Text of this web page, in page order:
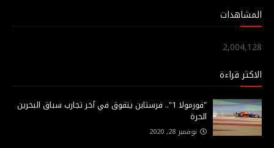
المشاهدات
2,004,128
الاكثر قراءة
"فورمولا 1".. فرستابن يتفوق في آخر تجارب سباق البحرين
الحرة
نوفمبر 28, 2020